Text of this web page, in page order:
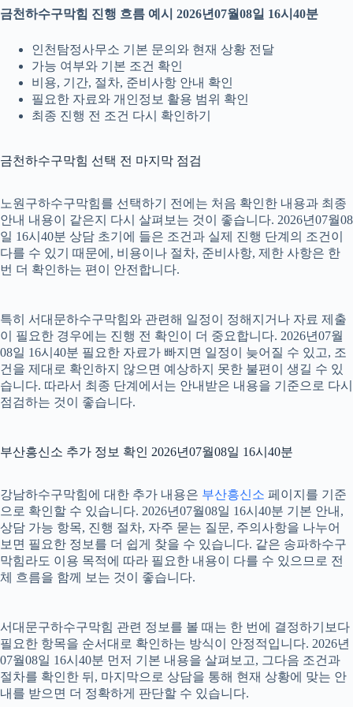
금천하수구막힘 진행 흐름 예시 2026년07월08일 16시40분
인천탐정사무소 기본 문의와 현재 상황 전달
가능 여부와 기본 조건 확인
비용, 기간, 절차, 준비사항 안내 확인
필요한 자료와 개인정보 활용 범위 확인
최종 진행 전 조건 다시 확인하기
금천하수구막힘 선택 전 마지막 점검
노원구하수구막힘를 선택하기 전에는 처음 확인한 내용과 최종
안내 내용이 같은지 다시 살펴보는 것이 좋습니다. 2026년07월08
일 16시40분 상담 초기에 들은 조건과 실제 진행 단계의 조건이
다를 수 있기 때문에, 비용이나 절차, 준비사항, 제한 사항은 한
번 더 확인하는 편이 안전합니다.
특히 서대문하수구막힘와 관련해 일정이 정해지거나 자료 제출
이 필요한 경우에는 진행 전 확인이 더 중요합니다. 2026년07월
08일 16시40분 필요한 자료가 빠지면 일정이 늦어질 수 있고, 조
건을 제대로 확인하지 않으면 예상하지 못한 불편이 생길 수 있
습니다. 따라서 최종 단계에서는 안내받은 내용을 기준으로 다시
점검하는 것이 좋습니다.
부산흥신소 추가 정보 확인 2026년07월08일 16시40분
강남하수구막힘에 대한 추가 내용은 부산흥신소 페이지를 기준
으로 확인할 수 있습니다. 2026년07월08일 16시40분 기본 안내,
상담 가능 항목, 진행 절차, 자주 묻는 질문, 주의사항을 나누어
보면 필요한 정보를 더 쉽게 찾을 수 있습니다. 같은 송파하수구
막힘라도 이용 목적에 따라 필요한 내용이 다를 수 있으므로 전
체 흐름을 함께 보는 것이 좋습니다.
서대문구하수구막힘 관련 정보를 볼 때는 한 번에 결정하기보다
필요한 항목을 순서대로 확인하는 방식이 안정적입니다. 2026년
07월08일 16시40분 먼저 기본 내용을 살펴보고, 그다음 조건과
절차를 확인한 뒤, 마지막으로 상담을 통해 현재 상황에 맞는 안
내를 받으면 더 정확하게 판단할 수 있습니다.